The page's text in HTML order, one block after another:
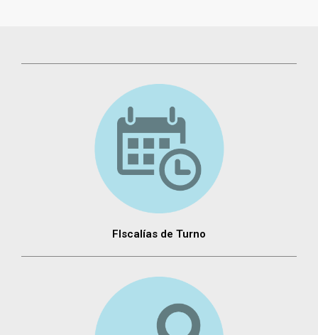
FIscalías de Turno